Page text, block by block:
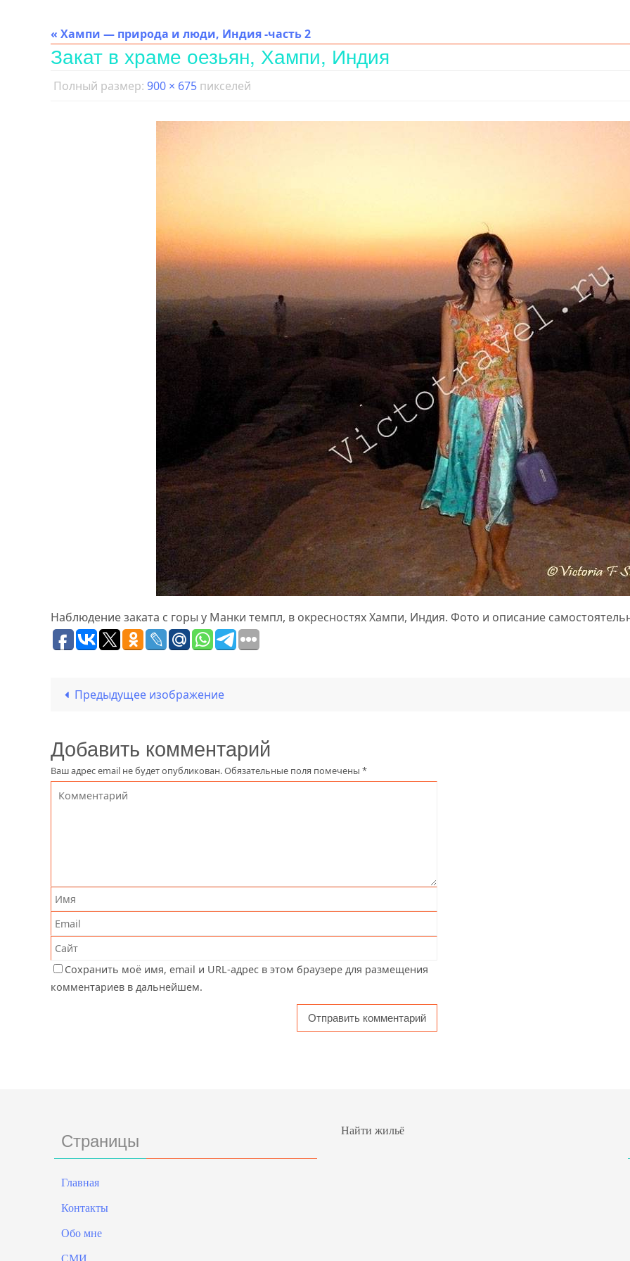
« Хампи — природа и люди, Индия -часть 2
Закат в храме оезьян, Хампи, Индия
Полный размер: 900 × 675 пикселей
Наблюдение заката с горы у Манки темпл, в окресностях Хампи, Индия. Фото и описание
Предыдущее изображение
Добавить комментарий
Ваш адрес email не будет опубликован.Обязательные поля помечены *
Сохранить моё имя, email и URL-адрес в этом браузере для размещения
комментариев в дальнейшем.
Страницы
Главная
Контакты
Обо мне
СМИ
Найти жильё